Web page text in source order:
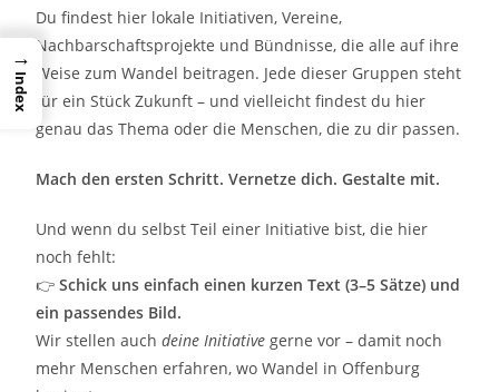
Du findest hier lokale Initiativen, Vereine,
Nachbarschaftsprojekte und Bündnisse, die alle auf ihre
Weise zum Wandel beitragen. Jede dieser Gruppen steht
für ein Stück Zukunft – und vielleicht findest du hier
genau das Thema oder die Menschen, die zu dir passen.
Mach den ersten Schritt. Vernetze dich. Gestalte mit.
Und wenn du selbst Teil einer Initiative bist, die hier
noch fehlt:
👉Schick uns einfach einen kurzen Text (3–5 Sätze) und
ein passendes Bild.
Wir stellen auchdeine Initiative gerne vor – damit noch
mehr Menschen erfahren, wo Wandel in Offenburg
→
Index